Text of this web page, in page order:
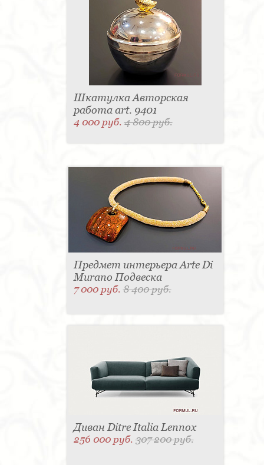
Шкатулка Авторская
работа art. 9401
4 000 руб.4 800 руб.
Предмет интерьера Arte Di
Murano Подвеска
7 000 руб.8 400 руб.
Диван Ditre Italia Lennox
256 000 руб.307 200 руб.